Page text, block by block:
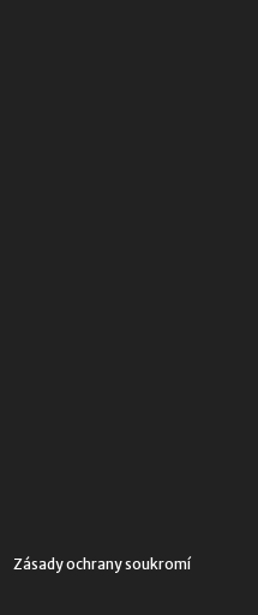
Zásady ochrany soukromí